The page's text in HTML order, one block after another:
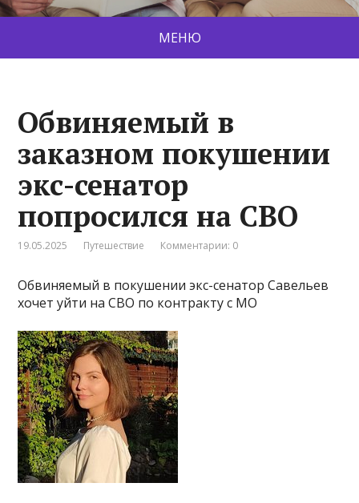
МЕНЮ
Обвиняемый в
заказном покушении
экс-сенатор
попросился на СВО
19.05.2025 Путешествие Комментарии: 0
Обвиняемый в покушении экс-сенатор Савельев
хочет уйти на СВО по контракту с МО